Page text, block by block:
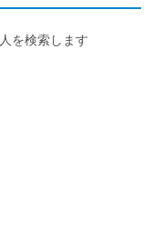
を検索します